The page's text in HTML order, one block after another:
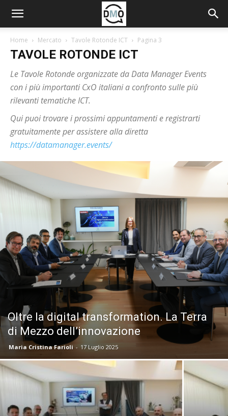
Home Mercato Tavole Rotonde ICT Pagina 3
TAVOLE ROTONDE ICT
Le Tavole Rotonde organizzate da Data Manager Events
con i più importanti CxO italiani a confronto sulle più
rilevanti tematiche ICT.
Qui puoi trovare i prossimi appuntamenti e registrarti
gratuitamente per assistere alla diretta
https://datamanager.events/
Oltre la digital transformation. La Terra
di Mezzo dell’innovazione
Maria Cristina Farioli - 17 Luglio 2025